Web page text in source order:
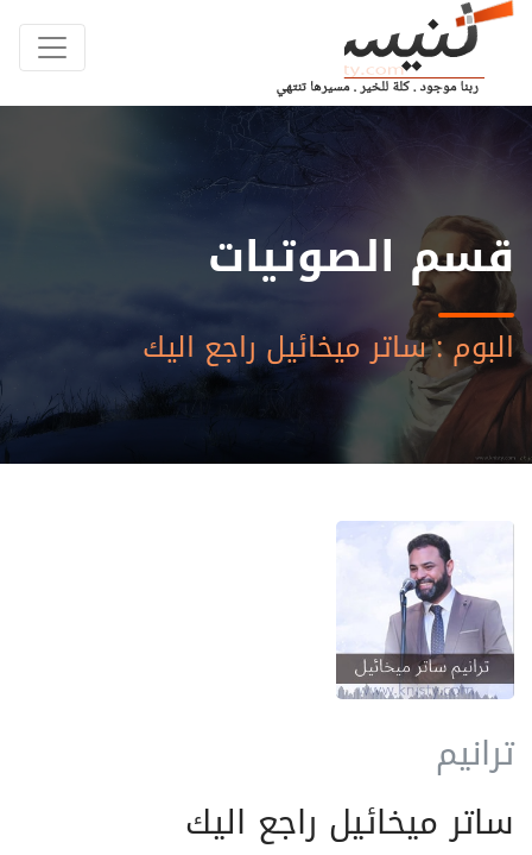
قسم الصوتيات
البوم : ساتر ميخائيل راجع اليك
ترانيم
ساتر ميخائيل راجع اليك